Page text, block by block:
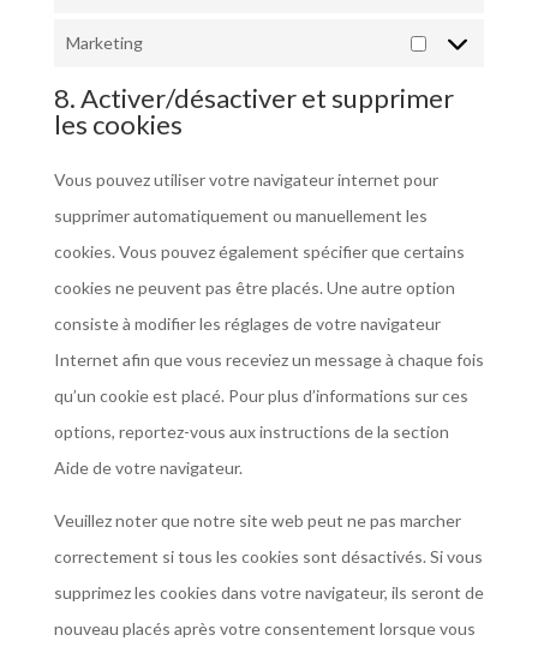
Marketing
8. Activer/désactiver et supprimer
les cookies
Vous pouvez utiliser votre navigateur internet pour
supprimer automatiquement ou manuellement les
cookies. Vous pouvez également spécifier que certains
cookies ne peuvent pas être placés. Une autre option
consiste à modifier les réglages de votre navigateur
Internet afin que vous receviez un message à chaque fois
qu’un cookie est placé. Pour plus d’informations sur ces
options, reportez-vous aux instructions de la section
Aide de votre navigateur.
Veuillez noter que notre site web peut ne pas marcher
correctement si tous les cookies sont désactivés. Si vous
supprimez les cookies dans votre navigateur, ils seront de
nouveau placés après votre consentement lorsque vous